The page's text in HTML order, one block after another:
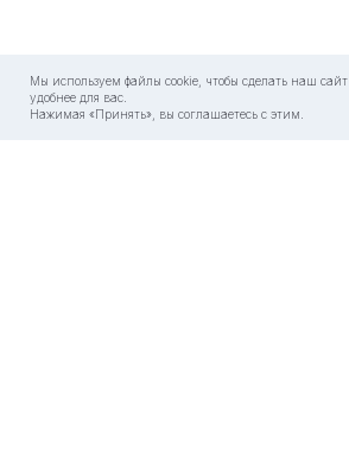
Мы используем файлы cookie, чтобы сделать наш сайт
удобнее для вас.
Нажимая «Принять», вы соглашаетесь с этим.